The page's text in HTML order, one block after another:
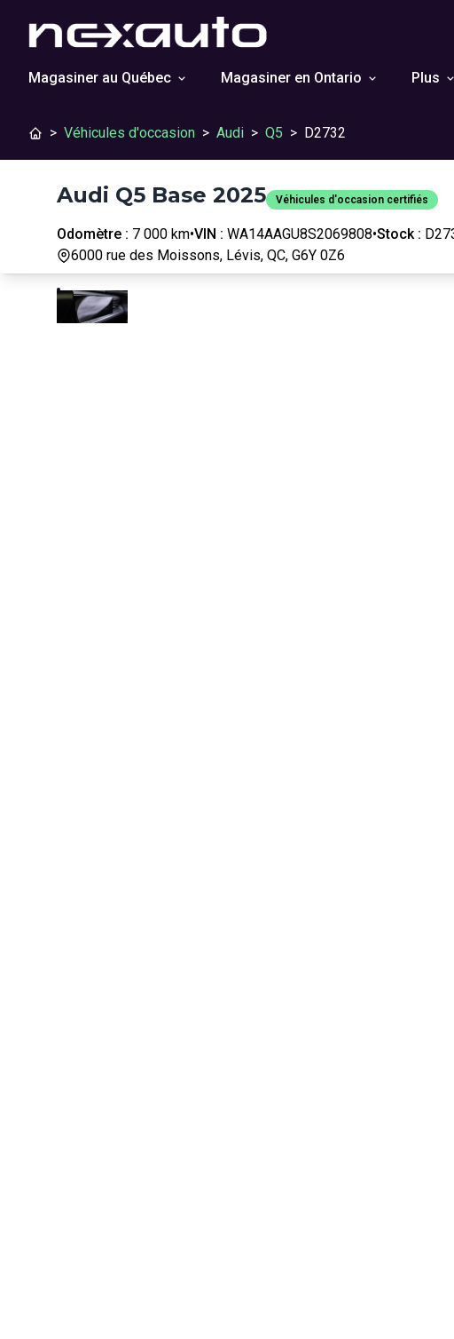
Magasiner au Québec Magasiner en Ontario Plus
> Véhicules d'occasion > Audi > Q5 > D2732
Audi Q5 Base 2025 Véhicules d'occasion certifiés
Odomètre : 7 000 km•VIN : WA14AAGU8S2069808•Stock :
6000 rue des Moissons, Lévis, QC, G6Y 0Z6
Véhicules d'occasion
certifiés
ArrêterPrécédent
Suivant